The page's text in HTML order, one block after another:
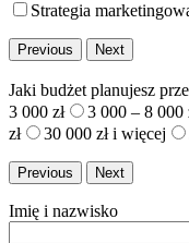
Strategia
Previous Next
Jaki budżet planujesz
3 000 zł
3 000 – 8 000
zł
30 000 zł i więcej
Previous Next
Imię i nazwisko